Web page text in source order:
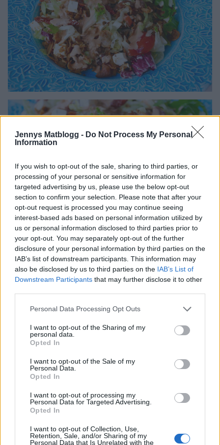
Jennys Matblogg - Do Not Process My Personal
Information
If you wish to opt-out of the sale, sharing to third parties, or
processing of your personal or sensitive information for
targeted advertising by us, please use the below opt-out
section to confirm your selection. Please note that after your
opt-out request is processed you may continue seeing
interest-based ads based on personal information utilized by
us or personal information disclosed to third parties prior to
your opt-out. You may separately opt-out of the further
disclosure of your personal information by third parties on the
IAB’s list of downstream participants. This information may
also be disclosed by us to third parties on the IAB’s List of
Downstream Participants that may further disclose it to other
Personal Data Processing Opt Outs
I want to opt-out of the Sharing of my
personal data.
Opted In
I want to opt-out of the Sale of my
Personal Data.
Opted In
I want to opt-out of processing my
Personal Data for Targeted Advertising.
Opted In
I want to opt-out of Collection, Use,
Retention, Sale, and/or Sharing of my
Personal Data that Is Unrelated with the
Om en timme ska jag åka och hämta Thelma som haft
utedag & börja förbereda för morgondagens
skolavslutning….
Fattar inte vart tiden tar vägen nu för tiden. Efter
sommarlovet börjar alltså Nomi i 2:an, Melvin i 5:an,
Thelma i 9:an och Jacob sitt 2:a år på gymnasiet !!
Majj Gad vad jag börja bli gammal alltså 🙂